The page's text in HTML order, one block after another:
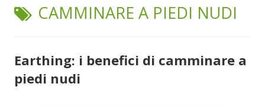
TAG:
CAMMINARE A PIEDI NUDI
Earthing: i benefici di camminare a
piedi nudi